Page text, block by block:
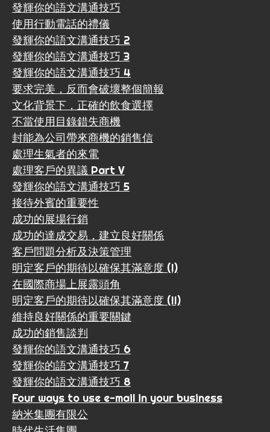
發輝你的語文溝通技巧
使用行動電話的禮儀
發輝你的語文溝通技巧 2
發輝你的語文溝通技巧 3
發輝你的語文溝通技巧 4
要求完美，反而會破壞整個簡報
文化背景下，正確的飲食選擇
不當使用目錄錯失商機
封能為公司帶來商機的銷售信
處理生氣者的來電
處理客戶的異議 Part V
發輝你的語文溝通技巧 5
接待外賓的重要性
成功的展場行銷
成功的達成交易，建立良好關係
客戶問題分析及決策管理
明定客戶的期待以確保其滿意度 (I)
在國際商場上展露頭角
明定客戶的期待以確保其滿意度 (II)
維持良好關係的重要關鍵
成功的銷售談判
發輝你的語文溝通技巧 6
發輝你的語文溝通技巧 7
發輝你的語文溝通技巧 8
Four ways to use e-mail in your business
納米集團有限公